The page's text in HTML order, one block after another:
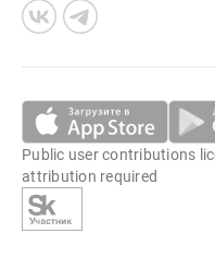
Public user contributions
attribution required